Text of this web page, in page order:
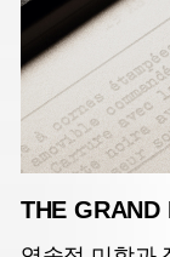
THE GRAND